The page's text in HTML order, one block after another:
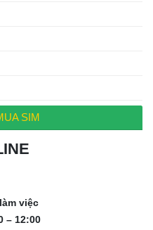
SIM
việc
– 12:00